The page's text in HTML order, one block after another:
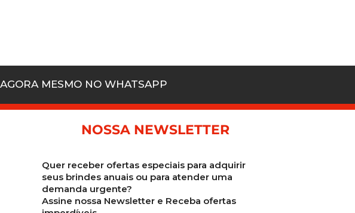
MESMO NO WHATSAPP
NOSSA NEWSLETTER
Quer receber ofertas especiais para adquirir
seus brindes anuais ou para atender uma
demanda urgente?
Assine nossa Newsletter e Receba ofertas